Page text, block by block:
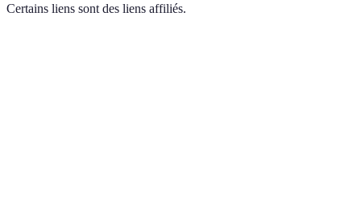
Certains liens sont des liens affiliés.